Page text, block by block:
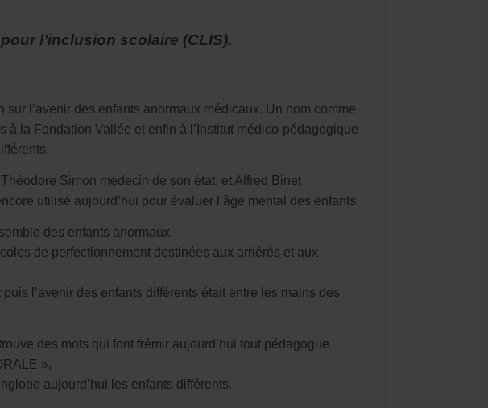
l’inclusion scolaire (CLIS).
l’avenir des enfants anormaux médicaux. Un nom comme
la Fondation Vallée et enfin à l’Institut médico-pédagogique
Simon médecin de son état, et Alfred Binet
utilisé aujourd’hui pour évaluer l’âge mental des enfants.
des enfants anormaux.
de perfectionnement destinées aux arriérés et aux
l’avenir des enfants différents était entre les mains des
des mots qui font frémir aujourd’hui tout pédagogue
».
aujourd’hui les enfants différents.